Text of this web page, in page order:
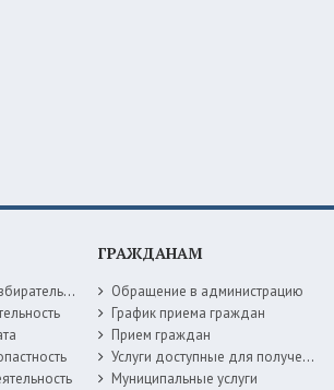
комиссия
ГРАЖДАНАМ
Обращение в администрацию
График приема граждан
Прием граждан
Услуги доступные для получения в электронной форме
Муниципальные услуги